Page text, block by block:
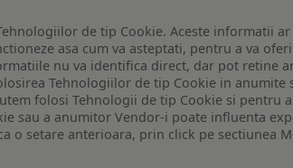
de tip Cookie. Aceste informatii
asa cum va asteptati, pentru a va oferi
nu va identifica direct, dar pot retine
Tehnologiilor de tip Cookie in anumite
folosi Tehnologii de tip Cookie si pentru a
sau a anumitor Vendor-i poate influenta
o setare anterioara, prin click pe sectiunea